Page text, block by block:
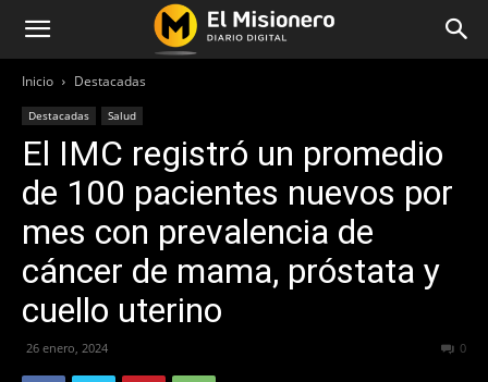
Inicio Destacadas
Destacadas Salud
El IMC registró un promedio
de 100 pacientes nuevos por
mes con prevalencia de
cáncer de mama, próstata y
cuello uterino
26 enero, 2024 0